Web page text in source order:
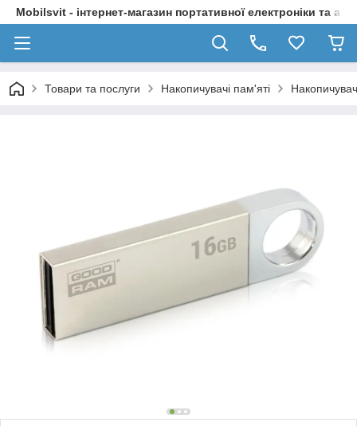
Mobilsvit - інтернет-магазин портативної електроніки та
Товари та послуги Накопичувачі пам'яті